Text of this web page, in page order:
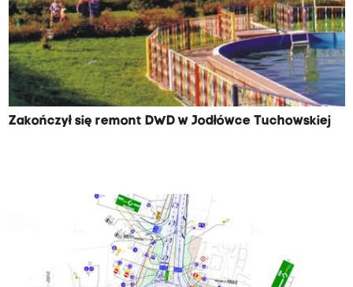
Zakończył się remont DWD w Jodłówce Tuchowskiej